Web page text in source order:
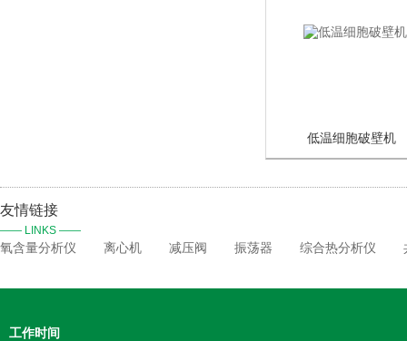
低温细胞破壁机
友情链接
—— LINKS ——
氧含量分析仪 离心机 减压阀 振荡器 综合热分析仪
工作时间